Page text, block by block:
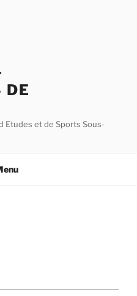
DE
Etudes et de Sports Sous-